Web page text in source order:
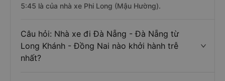
5:45 là của nhà xe Phi Long (Mậu Hường).
Câu hỏi: Nhà xe đi Đà Nẵng - Đà Nẵng từ
Long Khánh - Đồng Nai nào khởi hành trễ
nhất?